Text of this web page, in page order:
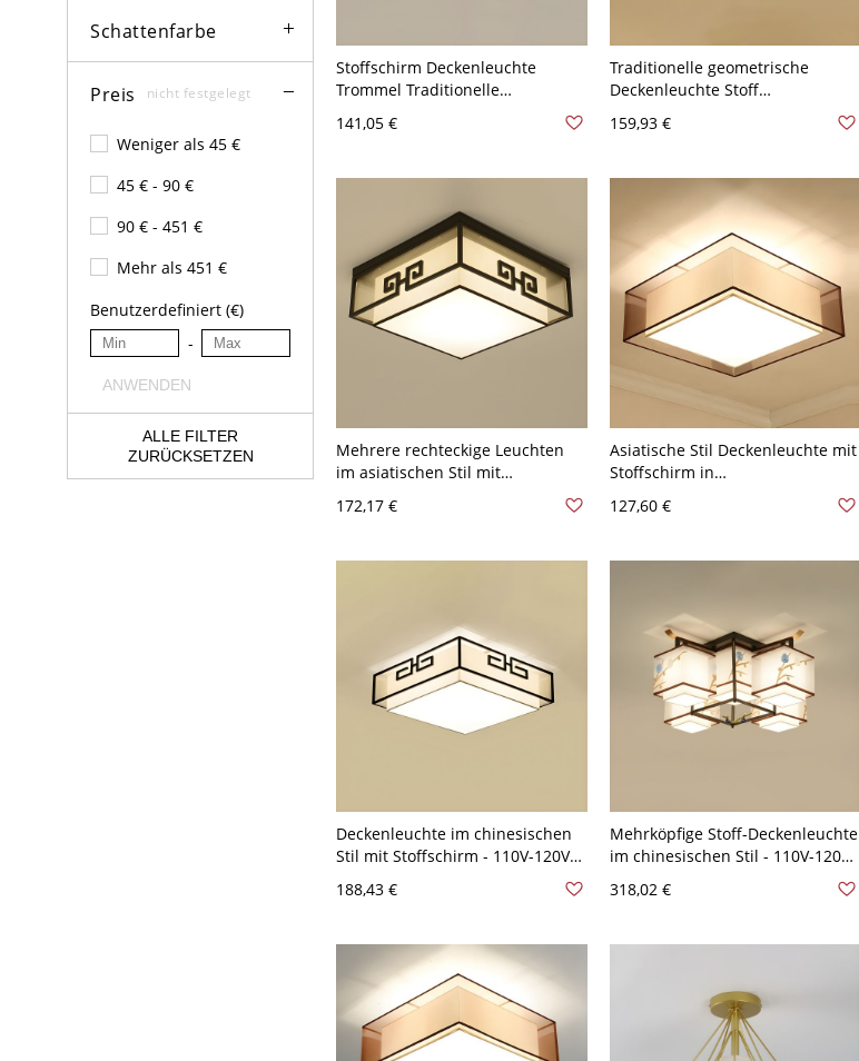
Schattenfarbe
Preis nicht festgelegt
Weniger als 45 €
45 € - 90 €
90 € - 451 €
Mehr als 451 €
Benutzerdefiniert (€)
-
ANWENDEN
ALLE FILTER
ZURÜCKSETZEN
Stoffschirm Deckenleuchte
Trommel Traditionelle
Deckenleuchte - 110V-120V 40,64
cm
141,05 €
Traditionelle geometrische
Deckenleuchte Stoff
Deckenmontage Beleuchtung in
Braun - 110V-120V 40,64 cm
159,93 €
Mehrere rechteckige Leuchten
im asiatischen Stil mit
Eingangsbereich - 110V-120V
172,17 €
Asiatische Stil Deckenleuchte mit
Stoffschirm in
quadratischer/trommelförmiger
Form für Wohnzimmer - 110V-
127,60 €
Deckenleuchte im chinesischen
Stil mit Stoffschirm - 110V-120V
188,43 €
Mehrköpfige Stoff-Deckenleuchte
im chinesischen Stil - 110V-120V
318,02 €